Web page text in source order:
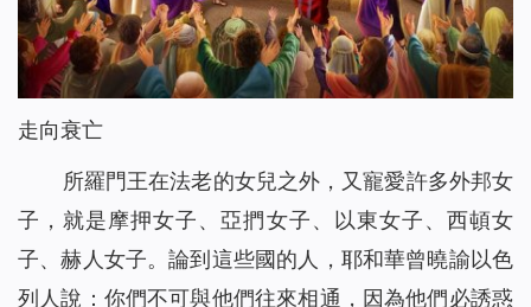
走向衰亡
所羅門王在法老的女兒之外，又寵愛許多外邦女
子，就是摩押女子、亞捫女子、以東女子、西頓女
子、赫人女子。論到這些國的人，耶和華曾曉諭以色
列人說：你們不可與他們往來相通，因為他們必誘惑